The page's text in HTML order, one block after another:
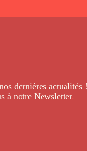
dernièresactualités !
à notre Newsletter.